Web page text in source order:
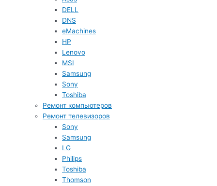
DELL
DNS
eMachines
HP
Lenovo
MSI
Samsung
Sony
Toshiba
Ремонт компьютеров
Ремонт телевизоров
Sony
Samsung
LG
Philips
Toshiba
Thomson